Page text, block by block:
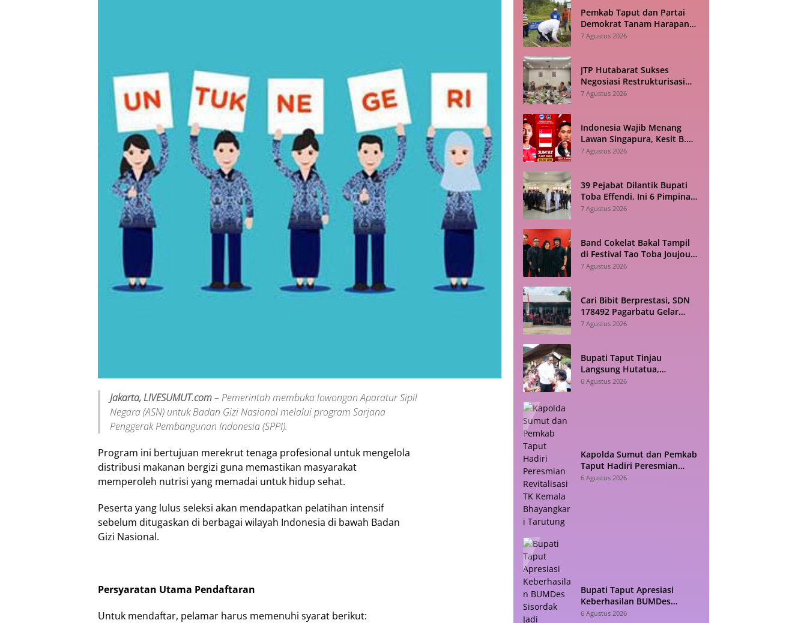
Jakarta, LIVESUMUT.com– Pemerintah membuka lowongan Aparatur Sipil
Negara (ASN) untuk Badan Gizi Nasional melalui program Sarjana
Penggerak Pembangunan Indonesia (SPPI).
Program ini bertujuan merekrut tenaga profesional untuk mengelola
distribusi makanan bergizi guna memastikan masyarakat
memperoleh nutrisi yang memadai untuk hidup sehat.
Peserta yang lulus seleksi akan mendapatkan pelatihan intensif
sebelum ditugaskan di berbagai wilayah Indonesia di bawah Badan
Gizi Nasional.
Persyaratan Utama Pendaftaran
Untuk mendaftar, pelamar harus memenuhi syarat berikut:
Pemkab Taput dan Partai
Demokrat Tanam Harapan
Lewat Akar Penghijauan
7 Agustus 2026
JTP Hutabarat Sukses
Negosiasi Restrukturisasi
PEN, APBD Taput Kian Lega
7 Agustus 2026
Indonesia Wajib Menang
Lawan Singapura, Kesit B.
Handoyo: Jangan Sampai
7 Agustus 2026
39 Pejabat Dilantik Bupati
Toba Effendi, Ini 6 Pimpinan
Tinggi Pratama yang Baru
7 Agustus 2026
Band Cokelat Bakal Tampil
di Festival Tao Toba Joujou
2026 Samosir, Cek
7 Agustus 2026
Cari Bibit Berprestasi, SDN
178492 Pagarbatu Gelar
Pentas Seni Sambut HUT RI
7 Agustus 2026
Bupati Taput Tinjau
Langsung Hutatua,
Infrastruktur dan
6 Agustus 2026
Kapolda Sumut dan Pemkab
Taput Hadiri Peresmian
Revitalisasi TK Kemala
6 Agustus 2026
Bupati Taput Apresiasi
Keberhasilan BUMDes
Sisordak Jadi Inspirasi bagi
6 Agustus 2026